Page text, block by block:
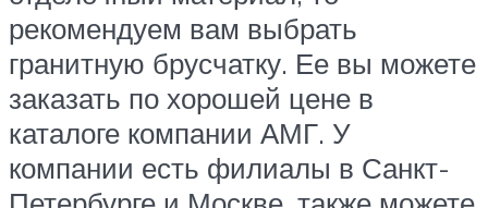
рекомендуем вам выбрать
гранитную брусчатку. Ее вы можете
заказать по хорошей цене в
каталоге компании АМГ. У
компании есть филиалы в Санкт-